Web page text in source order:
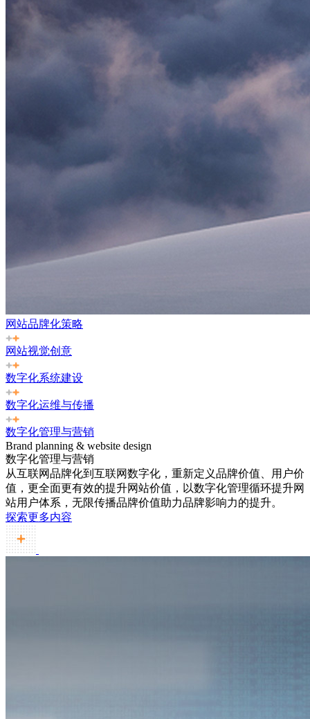
网站品牌化策略
网站视觉创意
数字化系统建设
数字化运维与传播
数字化管理与营销
Brand planning & website design
数字化管理与营销
从互联网品牌化到互联网数字化，重新定义品牌价值、用户价
值，更全面更有效的提升网站价值，以数字化管理循环提升网
站用户体系，无限传播品牌价值助力品牌影响力的提升。
探索更多内容